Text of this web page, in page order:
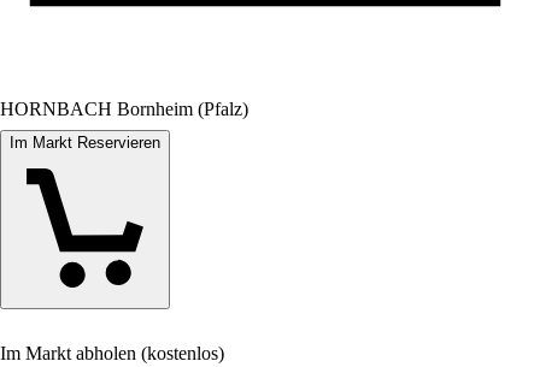
HORNBACH Bornheim (Pfalz)
Im Markt Reservieren
Im Markt abholen (kostenlos)